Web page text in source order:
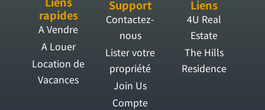
rapides
A Vendre
A Louer
Location de
Vacances
Support
Contactez-
nous
Lister votre
propriété
Join Us
Compte
Liens
4U Real
Estate
The Hills
Residence